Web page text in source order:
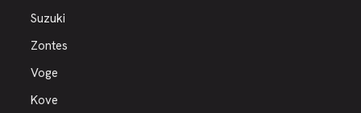
Suzuki
Zontes
Voge
Kove